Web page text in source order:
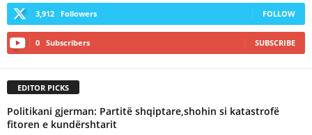
3,912 Followers FOLLOW
0 Subscribers SUBSCRIBE
EDITOR PICKS
Politikani gjerman: Partitë shqiptare,shohin si katastrofë
fitoren e kundërshtarit